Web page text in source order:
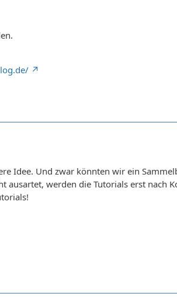
Idee. Und zwar könnten wir ein
ausartet, werden die Tutorials erst